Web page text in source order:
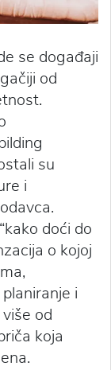
se događaji
od
su
i
doći do
o kojoj
i
od
koja